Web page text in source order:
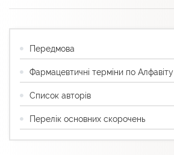
Передмова
Фармацевтичні терміни по Алфавіту
Список авторів
Перелік основних скорочень